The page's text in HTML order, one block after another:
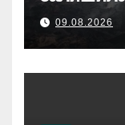
лікарнях.
09.08.2026